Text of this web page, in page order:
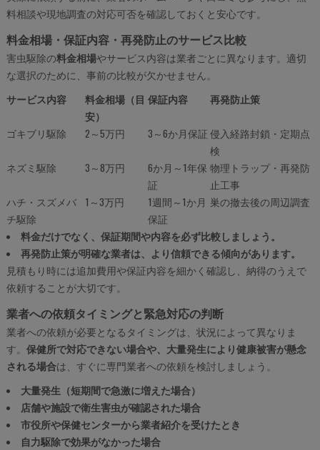
料相談や現地調査の対応可否を確認しておくと安心です。
料金相場・保証内容・再発防止のサービス比較
害虫駆除の料金相場やサービス内容は業者ごとに異なります。適切
な選択のために、事前の比較が欠かせません。
サービス内容
料金相場（目
安）
保証内容 再発防止策
ゴキブリ駆除 2～5万円 3～6か月保証 侵入経路封鎖・定期点
検
ネズミ駆除
3～8万円
6か月～1年保
証
物理トラップ・再発防
止工事
ハチ・スズメバ
チ駆除
1～3万円
1週間～1か月
保証
巣の撤去後の周辺調査
料金だけでなく、保証期間や内容を必ず比較しましょう。
再発防止策が明確な業者は、より信頼できる傾向があります。
見積もり時には追加費用や保証内容を細かく確認し、納得のうえで
依頼することが大切です。
業者への依頼タイミングと緊急対応の判断
業者への依頼が必要となるタイミングは、状況によって異なりま
す。 保健所で対応できない場合や、大量発生により健康被害が懸念
される場合は、すぐに専門業者への依頼を検討しましょう。
大量発生（短期間で急激に増えた場合）
店舗や施設で衛生害虫が確認された場合
市役所や保健センターから業者紹介を受けたとき
自力駆除で効果がなかった場合